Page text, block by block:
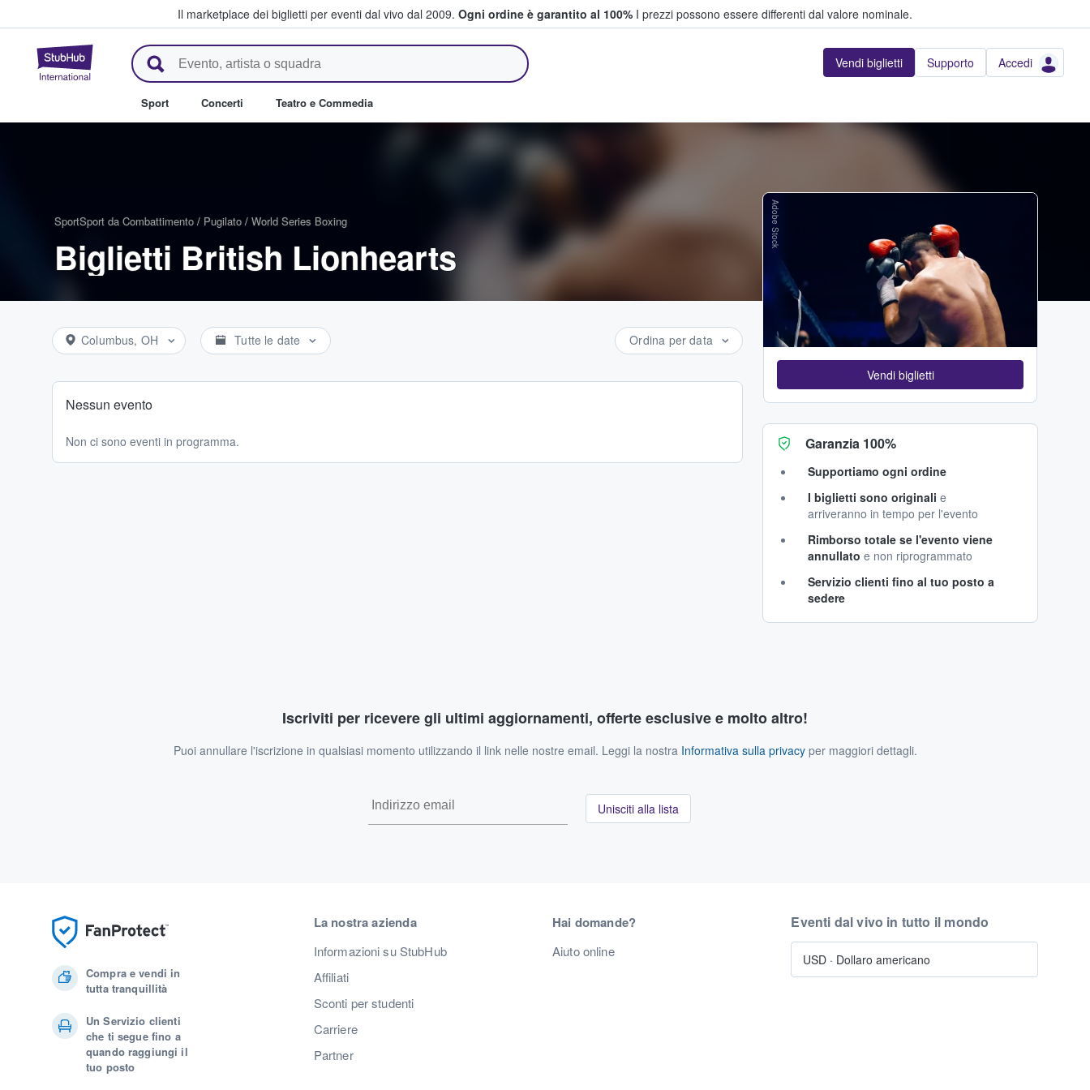
Il marketplace dei biglietti per eventi dal vivo dal 2009. Ogni ordine è garantito al 100% I prezzi possono essere differenti dal valore nominale.
StubHub - Dove i fan comprano e vendono biglietti Vendi biglietti Supporto Accedi
Sport Concerti Teatro e Commedia
SportSport da Combattimento / Pugilato / World Series Boxing
Biglietti British Lionhearts
Columbus, OH Tutte le date Ordina per data
Nessun evento
Non ci sono eventi in programma.
Adobe Stock
Vendi biglietti
Garanzia 100%
Supportiamo ogni ordine
I biglietti sono originali e
arriveranno in tempo per l'evento
Rimborso totale se l'evento viene
annullato e non riprogrammato
Servizio clienti fino al tuo posto a
sedere
Iscriviti per ricevere gli ultimi aggiornamenti, offerte esclusive e molto altro!
Puoi annullare l'iscrizione in qualsiasi momento utilizzando il link nelle nostre email. Leggi la nostra Informativa sulla privacyper maggiori dettagli.
Unisciti alla lista
Compra e vendi in
tutta tranquillità
Un Servizio clienti
che ti segue fino a
quando raggiungi il
tuo posto
La nostra azienda
Informazioni su StubHub
Affiliati
Sconti per studenti
Carriere
Partner
Hai domande?
Aiuto online
Eventi dal vivo in tutto il mondo
USD · Dollaro americano